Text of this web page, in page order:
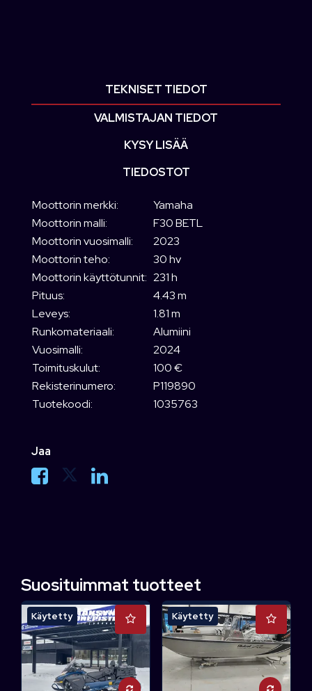
TEKNISET TIEDOT
VALMISTAJAN TIEDOT
KYSY LISÄÄ
TIEDOSTOT
Moottorin merkki:
Yamaha
Moottorin malli:
F30 BETL
Moottorin vuosimalli:
2023
Moottorin teho:
30 hv
Moottorin käyttötunnit: 231 h
Pituus:
4.43 m
Leveys:
1.81 m
Runkomateriaali:
Alumiini
Vuosimalli:
2024
Toimituskulut:
100 €
Rekisterinumero:
P119890
Tuotekoodi:
1035763
Jaa
Suosituimmat tuotteet
Käytetty Käytetty